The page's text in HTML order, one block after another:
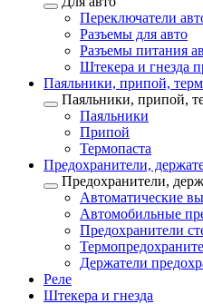
Переключатели
Разъемы для авто
Разъемы питания
Штекера и гнезда
Паяльники, припой,
Паяльники, припой,
Паяльники
Припой
Термопаста
Предохранители,
Предохранители,
Автоматические
Автомобильные
Предохранители
Держатели
Реле
Штекера и гнезда